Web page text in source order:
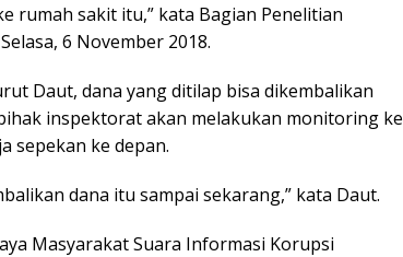
rumah sakit itu,” kata Bagian Penelitian
6 November 2018.
Daut, dana yang ditilap bisa dikembalikan
inspektorat akan melakukan monitoring ke
sepekan ke depan.
dana itu sampai sekarang,” kata Daut.
Masyarakat Suara Informasi Korupsi